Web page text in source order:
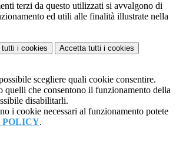
terzi da questo utilizzati si avvalgono di
ed utili alle finalità illustrate nella
tutti i cookies Accetta tutti i cookies
scegliere quali cookie consentire.
quelli che consentono il funzionamento della
disabilitarli.
i cookie necessari al funzionamento potete
POLICY.